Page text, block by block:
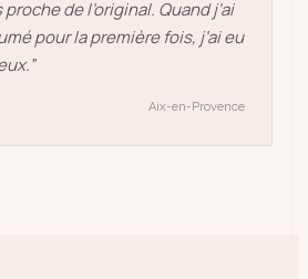
de l’original. Quand j’ai
pour la première fois, j’ai eu
”
Aix-en-Provence